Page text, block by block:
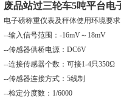
废品站过三轮车5吨平台电
电子磅称重仪表及秤体使用环境要
--输入信号范围：-16mV～18mV
--传感器供桥电源：DC6V
--连接传感器个数：可接1-4只350Ω
--传感器连接方式：5线制
--检定分度数：1/6000